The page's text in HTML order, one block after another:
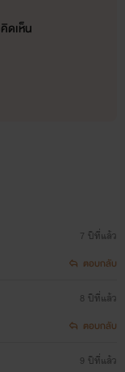
ดเห็น
7 ปีที่แล้ว
ตอบกลับ
8 ปีที่แล้ว
ตอบกลับ
9 ปีที่แล้ว